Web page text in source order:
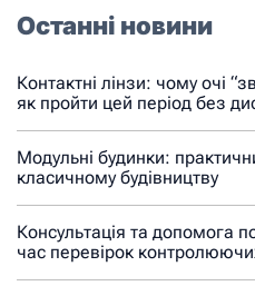
Останні новини
Контактні лінзи: чому очі
як пройти цей період без
Модульні будинки:
класичному будівництву
Консультація та допомога
час перевірок